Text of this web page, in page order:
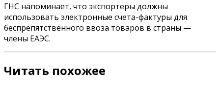
ГНС напоминает, что экспортеры должны
использовать электронные счета-фактуры для
беспрепятственного ввоза товаров в страны —
члены ЕАЭС.
Читать похожее